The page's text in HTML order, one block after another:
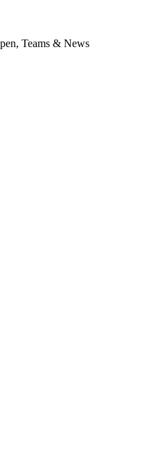
Teams & News